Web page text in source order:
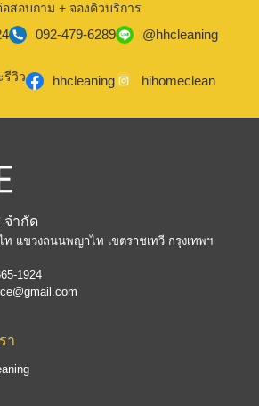
สอบถาม + จองคิวบริการ
092-479-6289 @hhcleaning
วิว hhcleaning hihomeclean
จำกัด
แขวงถนนพญาไท เขตราชเทวี กรุงเทพฯ
1924
า